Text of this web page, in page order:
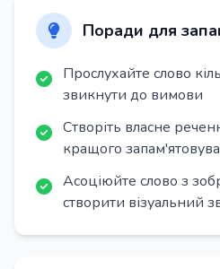
Поради для
Прослухайте слово
звикнути до вимови
Створіть власне
кращого
Асоціюйте слово з
створити візуальний